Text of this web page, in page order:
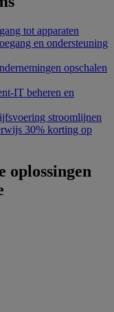
tot apparaten
en ondersteuning
opschalen
IT beheren en
stroomlijnen
30% korting op
oplossingen